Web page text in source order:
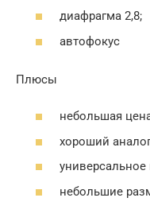
диафрагма 2,8;
автофокус
Плюсы
небольшая
хороший
небольшие